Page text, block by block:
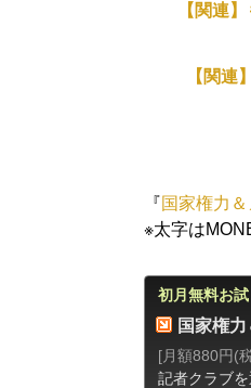
【関連
【関連
『国家権力
※太字は
初月無料お
国家権
[月額880円(
記者クラブ